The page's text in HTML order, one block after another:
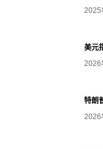
2025
美元
2026
特朗
2026